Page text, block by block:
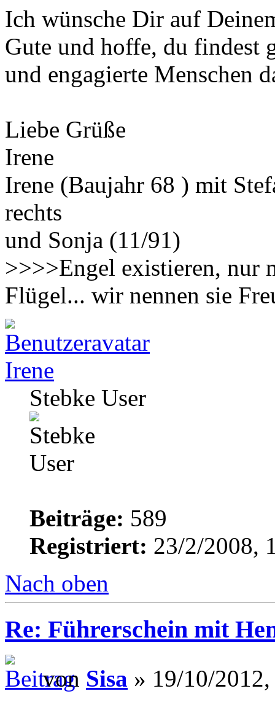
Ich wünsche Dir auf
Gute und hoffe, du findest
und engagierte Menschen
Liebe Grüße
Irene
Irene (Baujahr 68 ) mit
rechts
und Sonja (11/91)
>>>>Engel existieren, nur
Flügel... wir nennen sie
Irene
Stebke User
Beiträge: 589
Registriert: 23/2/2008,
Nach oben
Re: Führerschein mit
von Sisa » 19/10/